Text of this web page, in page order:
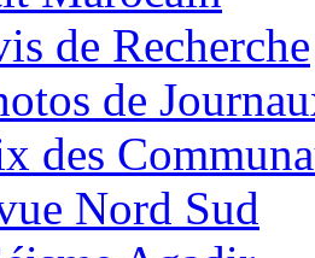
de Recherche
de
des
Nord Sud